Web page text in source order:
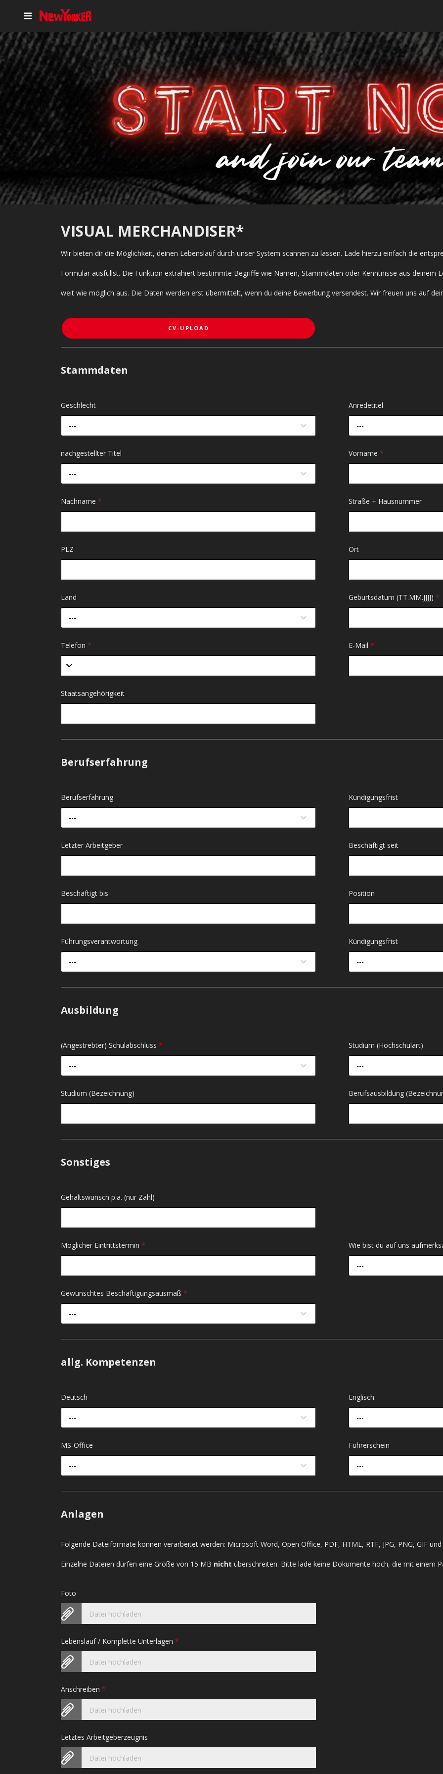
VISUAL MERCHANDISER*
Wir bieten dir die Möglichkeit, deinen Lebenslauf durch unser System scannen zu lassen. Lade hierzu einfach die
Formular ausfüllst. Die Funktion extrahiert bestimmte Begriffe wie Namen, Stammdaten oder Kenntnisse aus deinem
weit wie möglich aus. Die Daten werden erst übermittelt, wenn du deine Bewerbung versendest. Wir freuen uns auf
CV-UPLOAD
Stammdaten
Geschlecht
---
Anredetitel
---
nachgestellter Titel
---
Vorname *
Nachname * Straße + Hausnummer
PLZ Ort
Land
---
Geburtsdatum (TT.MM.JJJJ) *
Telefon * E-Mail *
Staatsangehörigkeit
Berufserfahrung
Berufserfahrung
---
Kündigungsfrist
Letzter Arbeitgeber Beschäftigt seit
Beschäftigt bis Position
Führungsverantwortung
---
Kündigungsfrist
---
Ausbildung
(Angestrebter) Schulabschluss *
---
Studium (Hochschulart)
---
Studium (Bezeichnung) Berufsausbildung
Sonstiges
Gehaltswunsch p.a. (nur Zahl)
Möglicher Eintrittstermin * Wie bist du auf uns
---
Gewünschtes Beschäftigungsausmaß *
---
allg. Kompetenzen
Deutsch
---
Englisch
---
MS-Office
---
Führerschein
---
Anlagen
Folgende Dateiformate können verarbeitet werden: Microsoft Word, Open Office, PDF, HTML, RTF, JPG, PNG, GIF
Einzelne Dateien dürfen eine Größe von 15 MB nicht überschreiten. Bitte lade keine Dokumente hoch, die mit einem
Foto
Datei hochladen
Lebenslauf / Komplette Unterlagen *
Datei hochladen
Anschreiben *
Datei hochladen
Letztes Arbeitgeberzeugnis
Datei hochladen